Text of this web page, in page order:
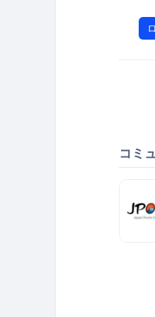
コミ